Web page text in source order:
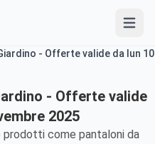
- Offerte valide da lun 10
- Offerte valide
2025
come pantaloni da